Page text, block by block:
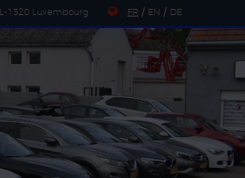
L-1320 Luxembourg FR / EN / DE